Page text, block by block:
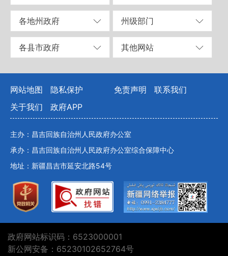
各地州政府 州级部门
各县市政府 其他网站
网站地图 隐私保护 免责声明
联系我们
关于我们
政府APP
主办：昌吉回族自治州人民政府办公室
承办：昌吉回族自治州人民政府办公室综合保障中心
地址：新疆昌吉市延安北路54号
政府网站标识码：6523000001
新公网安备：65230102652764号